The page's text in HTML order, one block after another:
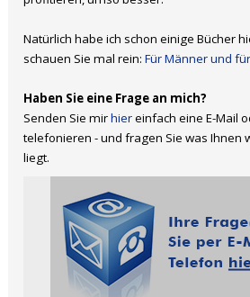
Natürlich habe ich schon einige Bücher
schauen Sie mal rein:Für Männer und
Haben Sie eine Frage an mich?
Senden Sie mirhiereinfach eine E-Mail
telefonieren - und fragen Sie was Ihnen
liegt.